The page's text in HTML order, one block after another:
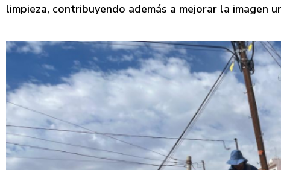
limpieza, contribuyendo además a mejorar la imagen